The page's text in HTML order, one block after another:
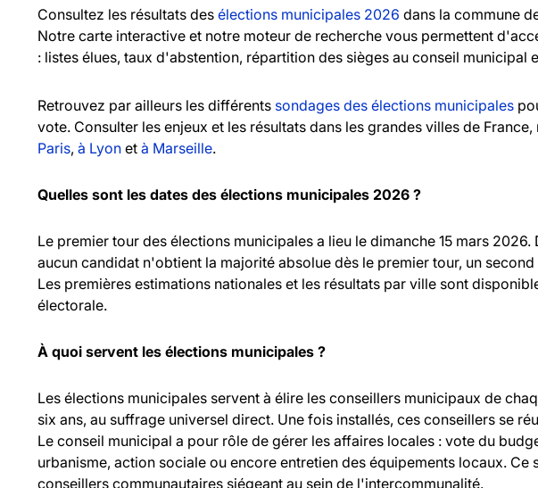
Consultez les résultats des élections municipales 2026 dans la commune
Notre carte interactive et notre moteur de recherche vous permettent
: listes élues, taux d'abstention, répartition des sièges au conseil municipal
Retrouvez par ailleurs les différents sondages des élections municipales
vote. Consulter les enjeux et les résultats dans les grandes villes de
Paris, à Lyon et à Marseille.
Quelles sont les dates des élections municipales 2026 ?
Le premier tour des élections municipales a lieu le dimanche 15 mars
aucun candidat n'obtient la majorité absolue dès le premier tour, un
Les premières estimations nationales et les résultats par ville sont
électorale.
À quoi servent les élections municipales ?
Les élections municipales servent à élire les conseillers municipaux de
six ans, au suffrage universel direct. Une fois installés, ces conseillers se
Le conseil municipal a pour rôle de gérer les affaires locales : vote du
urbanisme, action sociale ou encore entretien des équipements locaux.
conseillers communautaires siégeant au sein de l'intercommunalité.